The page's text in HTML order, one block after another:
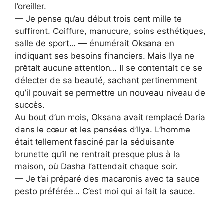
l’oreiller.
— Je pense qu’au début trois cent mille te
suffiront. Coiffure, manucure, soins esthétiques,
salle de sport… — énumérait Oksana en
indiquant ses besoins financiers. Mais Ilya ne
prêtait aucune attention… Il se contentait de se
délecter de sa beauté, sachant pertinemment
qu’il pouvait se permettre un nouveau niveau de
succès.
Au bout d’un mois, Oksana avait remplacé Daria
dans le cœur et les pensées d’Ilya. L’homme
était tellement fasciné par la séduisante
brunette qu’il ne rentrait presque plus à la
maison, où Dasha l’attendait chaque soir.
— Je t’ai préparé des macaronis avec ta sauce
pesto préférée… C’est moi qui ai fait la sauce.